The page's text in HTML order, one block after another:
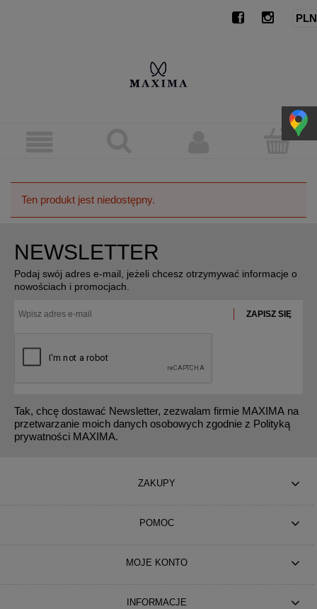
Ten produkt jest niedostępny.
NEWSLETTER
Podaj swój adres e-mail, jeżeli chcesz otrzymywać informacje o
nowościach i promocjach.
ZAPISZ SIĘ
Tak, chcę dostawać Newsletter, zezwalam firmie MAXIMA na
przetwarzanie moich danych osobowych zgodnie z Polityką
prywatności MAXIMA.
ZAKUPY
POMOC
MOJE KONTO
INFORMACJE